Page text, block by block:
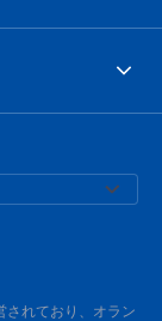
されており、オラン